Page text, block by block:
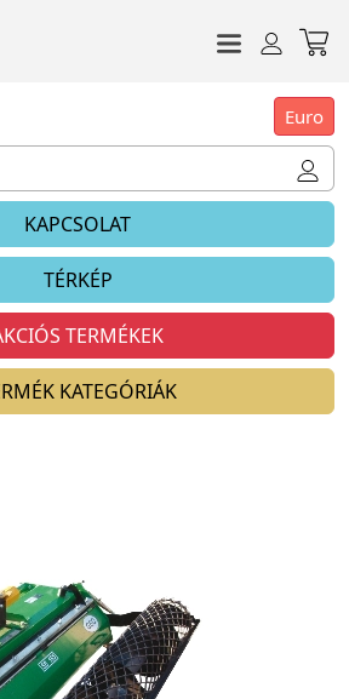
Euro
KAPCSOLAT
TÉRKÉP
TERMÉKEK
KATEGÓRIÁK